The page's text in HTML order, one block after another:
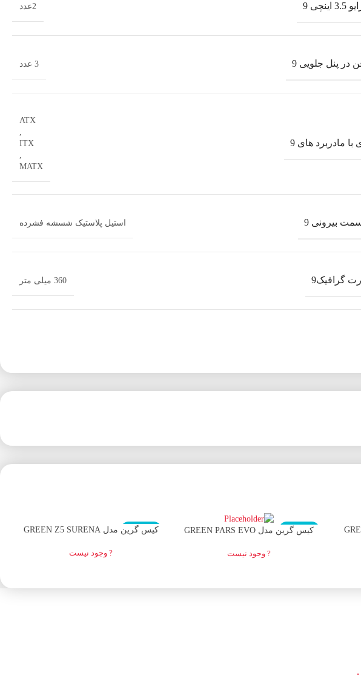
9 2عدد
در پنل جلویی 9 3 عدد
مادربرد های 9
ATX
,
ITX
,
MATX
بیرونی 9 استیل پلاستیک شسشه فشرده
گرافیک9 360 میلی متر
اتمام موجودی
کیس گرین مدل GREEN PARS EVO
? وجود نیست
اتمام موجودی
کیس گرین مدل GREEN Z5 SURENA
? وجود نیست